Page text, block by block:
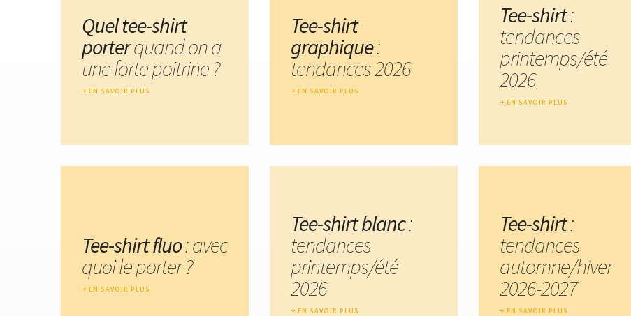
Quel tee-shirt
porterquand on a
une forte poitrine ?
EN SAVOIR PLUS
Tee-shirt
graphique:
tendances 2026
EN SAVOIR PLUS
Tee-shirt:
tendances
printemps/été
2026
EN SAVOIR PLUS
Tee-shirt fluo: avec
quoi le porter ?
EN SAVOIR PLUS
Tee-shirt blanc:
tendances
printemps/été
2026
EN SAVOIR PLUS
Tee-shirt:
tendances
automne/hiver
2026-2027
EN SAVOIR PLUS